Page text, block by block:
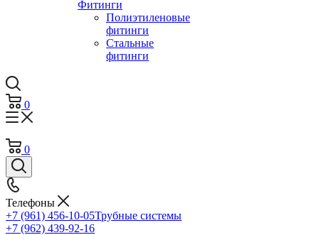
Фитинги
Полиэтиленовые
фитинги
Стальные
фитинги
0
0
Телефоны
+7 (961) 456-10-05Трубные системы
+7 (962) 439-92-16